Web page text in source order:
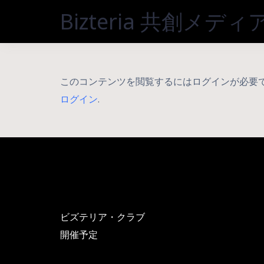
content
Bizteria 共創メディ
このコンテンツを閲覧するにはログインが必要
ログイン.
ビズテリア・クラブ
開催予定